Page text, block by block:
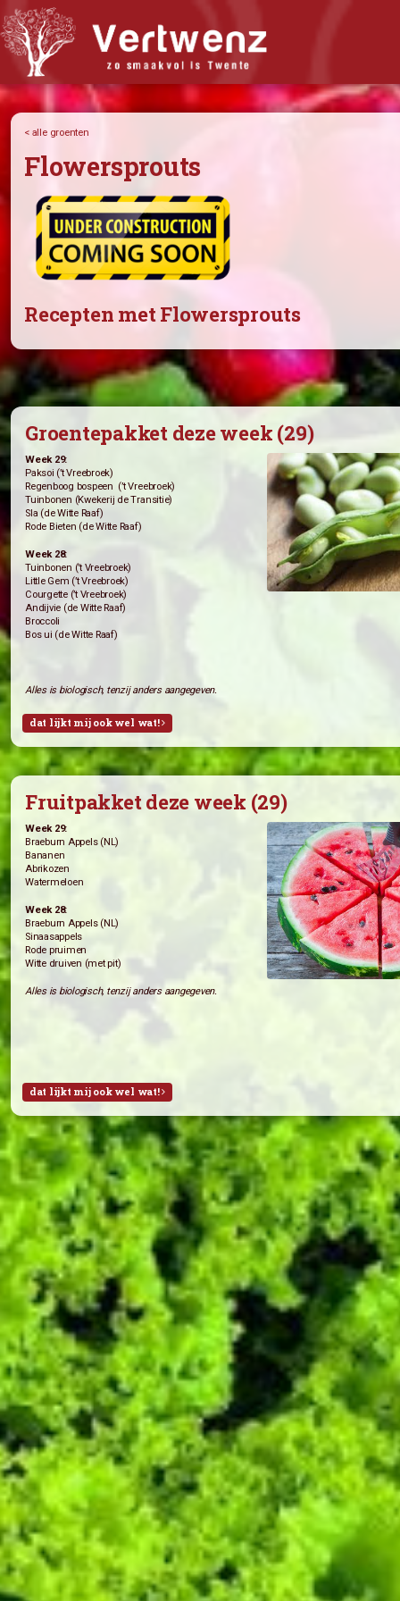
Biologisch abonnement
Abonnement Bestellen
Bijbestellen
Iets doorgeven?
Nieuwsflits
Winkel
Recepten
Wat vindt u van Vertwenz?
< alle groenten
Flowersprouts
Recepten met Flowersprouts
Groentepakket deze week (29)
Week 29:
Paksoi (’t Vreebroek)
Regenboog bospeen (’t Vreebroek)
Tuinbonen (Kwekerij de Transitie)
Sla (de Witte Raaf)
Week 28:
Little Gem (’t Vreebroek)
Courgette (’t Vreebroek)
Andijvie (de Witte Raaf)
Broccoli
Bos ui (de Witte Raaf)
Alles is biologisch, tenzij anders aangegeven.
dat lijkt mij ook wel wat!
Fruitpakket deze week (29)
Abrikozen
Watermeloen
Week 28:
Braeburn Appels (NL)
Sinaasappels
Rode pruimen
Witte druiven (met pit)
Alles is biologisch, tenzij anders aangegeven.
dat lijkt mij ook wel wat!